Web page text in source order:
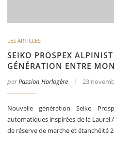
LES ARTICLES
SEIKO PROSPEX
GÉNÉRATION ENTRE
parPassion Horlogère 23
Nouvelle génération Seiko
automatiques inspirées de la Laurel
de réserve de marche et étanchéité